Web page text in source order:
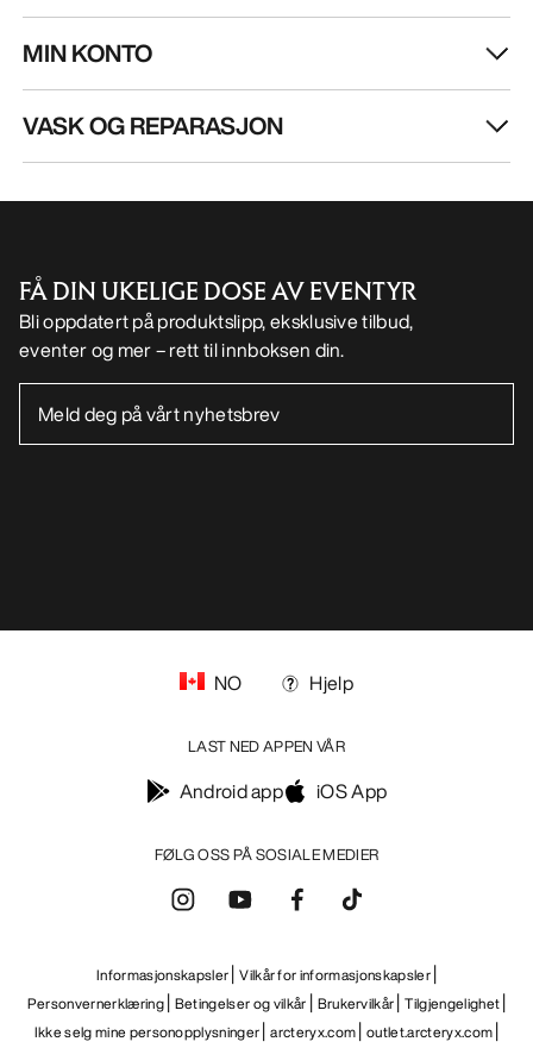
MIN KONTO
VASK OG REPARASJON
FÅ DIN UKELIGE DOSE AV EVENTYR
Bli oppdatert på produktslipp, eksklusive tilbud,
eventer og mer – rett til innboksen din.
FØLG OSS PÅ SOSIALE MEDIER
NO Hjelp
LAST NED APPEN VÅR
Android app iOS App
Informasjonskapsler Vilkår for informasjonskapsler
Personvernerklæring Betingelser og vilkår Brukervilkår Tilgjengelighet
Ikke selg mine personopplysninger arcteryx.com outlet.arcteryx.com